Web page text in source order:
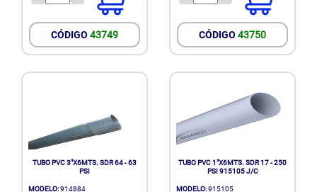
CÓDIGO 43749 CÓDIGO 43750
TUBO PVC 3"X6MTS. SDR 64 - 63
PSI
MODELO:914884
TUBO PVC 1"X6MTS. SDR 17 - 250
PSI 915105 J/C
MODELO:915105